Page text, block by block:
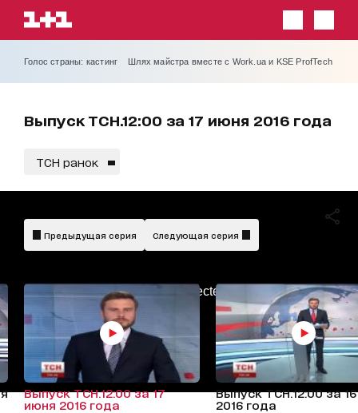
Голос страны: кастинг Шлях майстра вместе с Work.ua и KSE ProfTech
Выпуск ТСН.12:00 за 17 июня 2016 года
ТСН ранок
AdBlockDetected!
Предыдущая серия Следующая серия
Выпуск ТСН.12:00 за 17
июня 2016 года
Выпуск ТСН.12:00 за
2016 года